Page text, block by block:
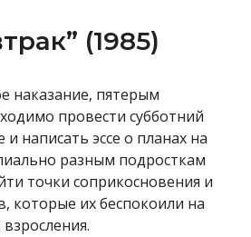
(1985)
наказание, пятерым
провести субботний
написать эссе о планах на
разным подросткам
точки соприкосновения и
которые их беспокоили на